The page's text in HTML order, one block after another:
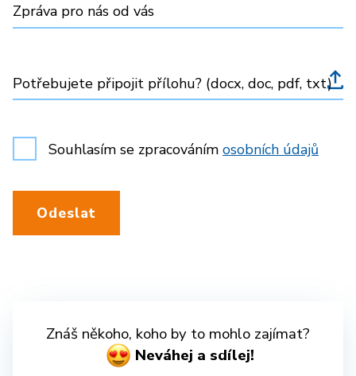
Zpráva pro nás od vás
Potřebujete připojit přílohu? (docx, doc, pdf, txt)
Souhlasím se zpracováním osobních údajů
Odeslat
Znáš někoho, koho by to mohlo zajímat?
Neváhej a sdílej!